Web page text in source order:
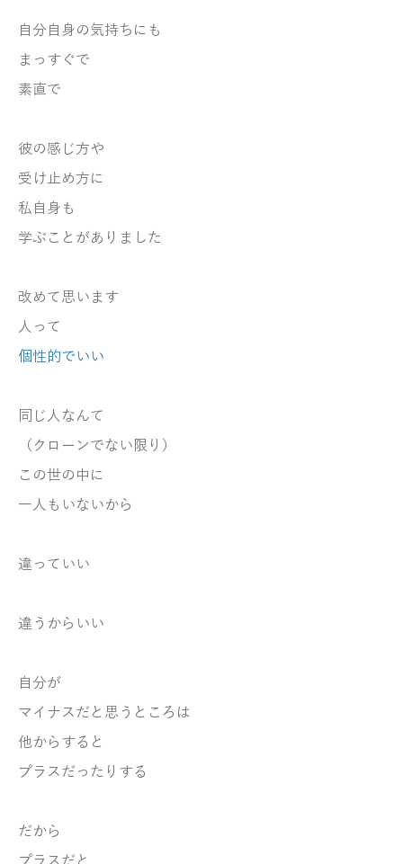
自分自身の気持ちにも
まっすぐで
素直で
彼の感じ方や
受け止め方に
私自身も
学ぶことがありました
改めて思います
人って
個性的でいい
同じ人なんて
（クローンでない限り）
この世の中に
一人もいないから
違っていい
違うからいい
自分が
マイナスだと思うところは
他からすると
プラスだったりする
だから